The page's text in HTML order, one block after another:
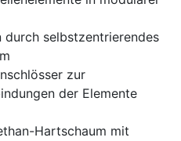
durch selbstzentrierendes
zur
der Elemente
Hartschaum mit